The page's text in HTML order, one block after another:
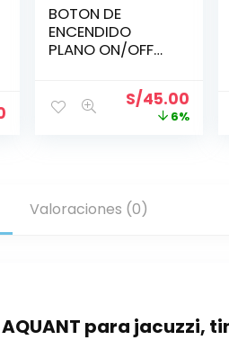
BOTON DE
ENCENDIDO
PLANO ON/OFF
BLANCO BLANCO
RAP LUCKY S/45.00
6%
Valoraciones (0)
AQUANT para